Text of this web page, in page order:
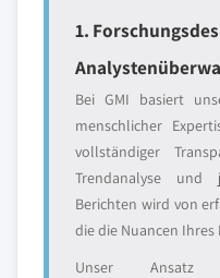
1.
Bei GMI basiert
menschlicher
vollständiger
Trendanalyse
Berichten wird von
die die Nuancen
Unser Ansatz